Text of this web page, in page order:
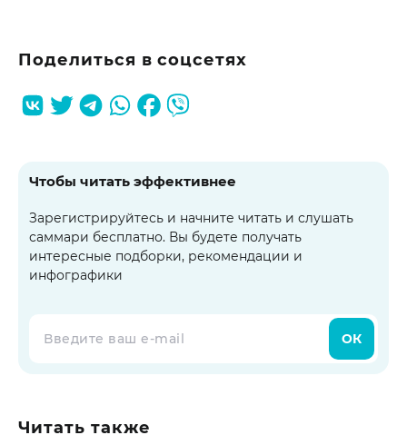
Поделиться в соцсетях
Чтобы читать эффективнее
Зарегистрируйтесь и начните читать и слушать
саммари бесплатно. Вы будете получать
интересные подборки, рекомендации и
инфографики
ОК
Читать также